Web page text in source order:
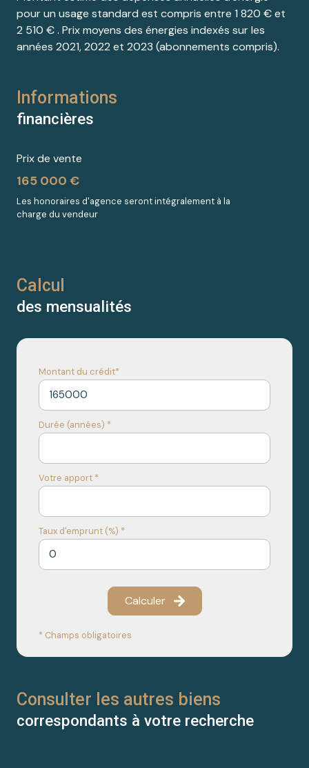
pour un usage standard est compris entre 1 820 € et
2 510 € . Prix moyens des énergies indexés sur les
années 2021, 2022 et 2023 (abonnements compris).
Informations
financières
Prix de vente
165 000 €
Les honoraires d'agence seront intégralement à la
charge du vendeur
Calcul
des mensualités
Montant du crédit*
Durée (années) *
Votre apport *
Taux d'emprunt (%) *
Calculer
* Champs obligatoires
Consulter les autres biens
correspondants à votre recherche